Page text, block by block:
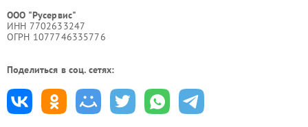
ООО "Русервис"
ИНН 7702633247
ОГРН 1077746335776
Поделиться в соц. сетях: